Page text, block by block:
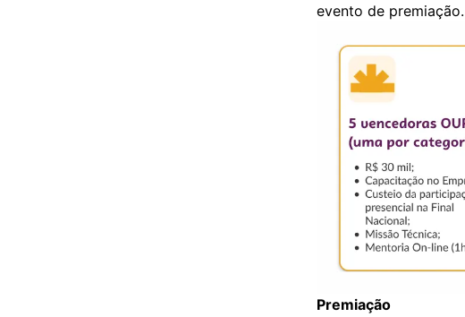
evento de premiação.
Premiação